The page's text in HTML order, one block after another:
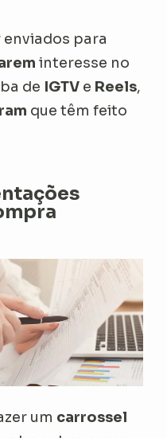
para
interesse no
de IGTV e Reels,
que têm feito
um carrossel